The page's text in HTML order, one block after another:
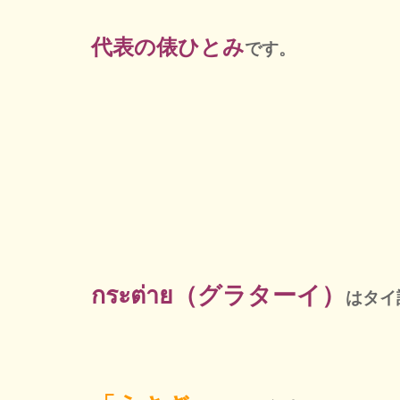
代表の俵ひとみです。
กระต่าย（グラターイ） はタ